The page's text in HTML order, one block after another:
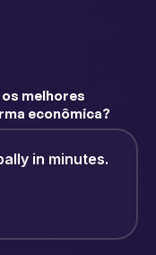
melhores
econômica?
in minutes.